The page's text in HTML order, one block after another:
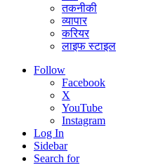
तकनीकी
व्यापार
करियर
लाइफ स्टाइल
Follow
Facebook
X
YouTube
Instagram
Log In
Sidebar
Search for